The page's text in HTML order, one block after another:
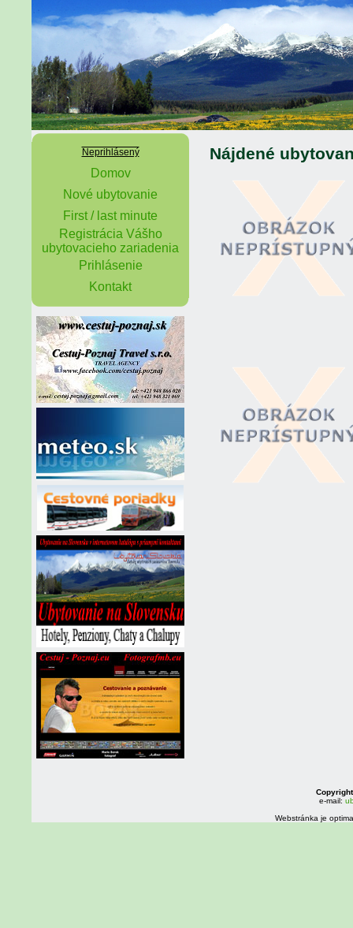
Neprihlásený
Domov
Nové ubytovanie
First / last minute
Registrácia Vášho
ubytovacieho zariadenia
Prihlásenie
Kontakt
Nájdené
e-mail:
Webstránka je